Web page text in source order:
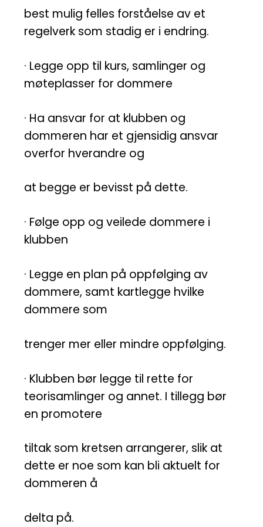
best mulig felles forståelse av et
regelverk som stadig er i endring.
· Legge opp til kurs, samlinger og
møteplasser for dommere
· Ha ansvar for at klubben og
dommeren har et gjensidig ansvar
overfor hverandre og
at begge er bevisst på dette.
· Følge opp og veilede dommere i
klubben
· Legge en plan på oppfølging av
dommere, samt kartlegge hvilke
dommere som
trenger mer eller mindre oppfølging.
· Klubben bør legge til rette for
teorisamlinger og annet. I tillegg bør
en promotere
tiltak som kretsen arrangerer, slik at
dette er noe som kan bli aktuelt for
dommeren å
delta på.